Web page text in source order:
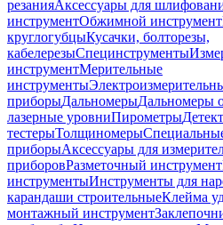
резанияАксессуары для
инструментОбжимной инструмент
круглогубцыКусачки, болторезы,
кабелерезыСпецинструменты
инструментМерительные
инструменты
приборыДальномерыДальномеры
лазерные уровниПирометры
тестерыТолщиномеры
приборыАксессуары для
приборовРазметочный инструмент
инструментыИнструменты для
карандаши строительныеКлейма
монтажный инструмент